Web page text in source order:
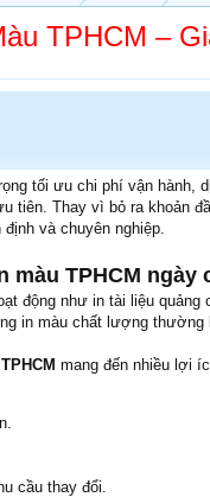
TPHCM –
tối ưu chi phí vận hành,
tiên. Thay vì bỏ ra khoản
và chuyên nghiệp.
màu TPHCM ngày
động như in tài liệu
in màu chất lượng thường
mang đến nhiều lợi
cầu thay đổi.